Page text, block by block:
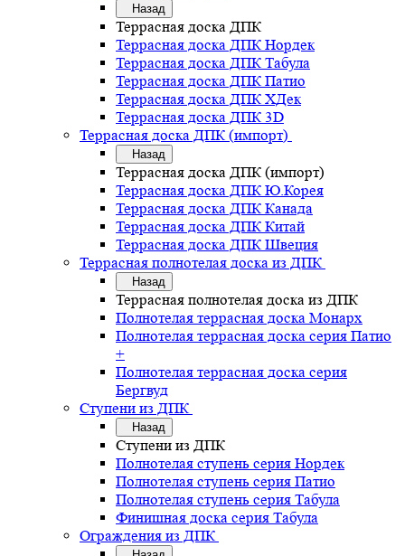
Назад
Террасная доска ДПК
Террасная доска ДПК Нордек
Террасная доска ДПК Табула
Террасная доска ДПК Патио
Террасная доска ДПК ХДек
Террасная доска ДПК 3D
Террасная доска ДПК (импорт)
Назад
Террасная доска ДПК (импорт)
Террасная доска ДПК Ю.Корея
Террасная доска ДПК Канада
Террасная доска ДПК Китай
Террасная доска ДПК Швеция
Террасная полнотелая доска из ДПК
Назад
Террасная полнотелая доска из ДПК
Полнотелая террасная доска Монарх
Полнотелая террасная доска серия Патио
+
Полнотелая террасная доска серия
Бергвуд
Ступени из ДПК
Назад
Ступени из ДПК
Полнотелая ступень серия Нордек
Полнотелая ступень серия Патио
Полнотелая ступень серия Табула
Финишная доска серия Табула
Ограждения из ДПК